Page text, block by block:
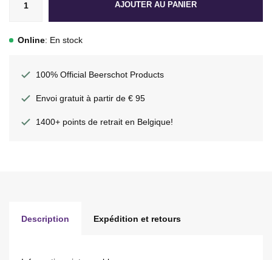
AJOUTER AU PANIER
Online: En stock
100% Official Beerschot Products
Envoi gratuit à partir de € 95
1400+ points de retrait en Belgique!
Description Expédition et retours